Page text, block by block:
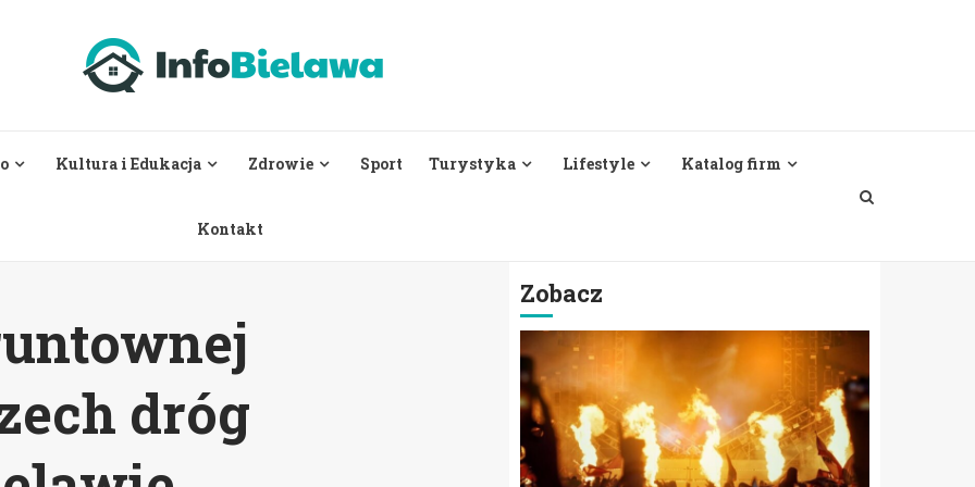
Kultura i Edukacja Zdrowie Sport Turystyka Lifestyle Katalog firm
Kontakt
dróg
Zobacz